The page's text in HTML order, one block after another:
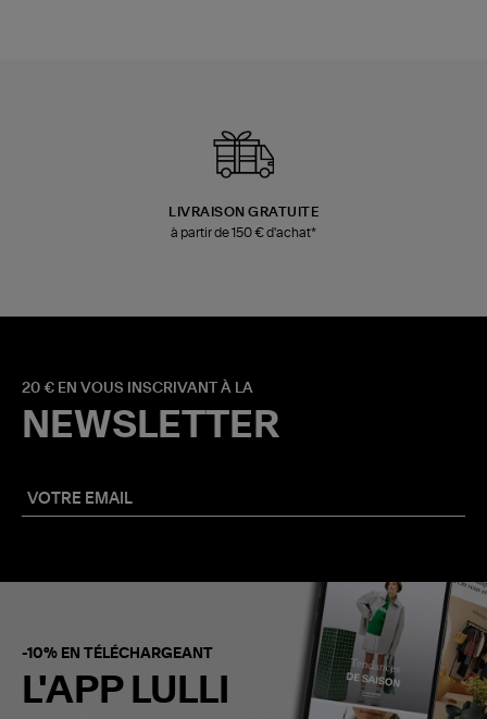
LIVRAISON GRATUITE
à partir de 150 € d'achat*
20 € EN VOUS INSCRIVANT À LA
NEWSLETTER
-10% EN TÉLÉCHARGEANT
L'APP LULLI